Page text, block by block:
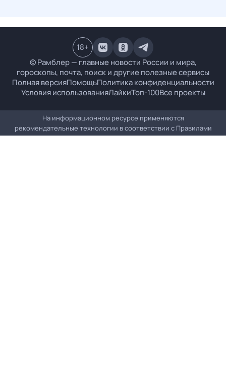
© Рамблер — главные новости России и мира,
гороскопы, почта, поиск и другие полезные сервисы
Полная версияПомощьПолитика конфиденциальности
Условия использованияЛайкиТоп-100Все проекты
18+
На информационном ресурсе применяются
рекомендательные технологии в соответствии с Правилами